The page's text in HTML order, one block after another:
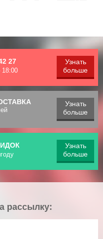
27
18:00
Узнать
больше
Узнать
больше
Узнать
больше
рассылку: